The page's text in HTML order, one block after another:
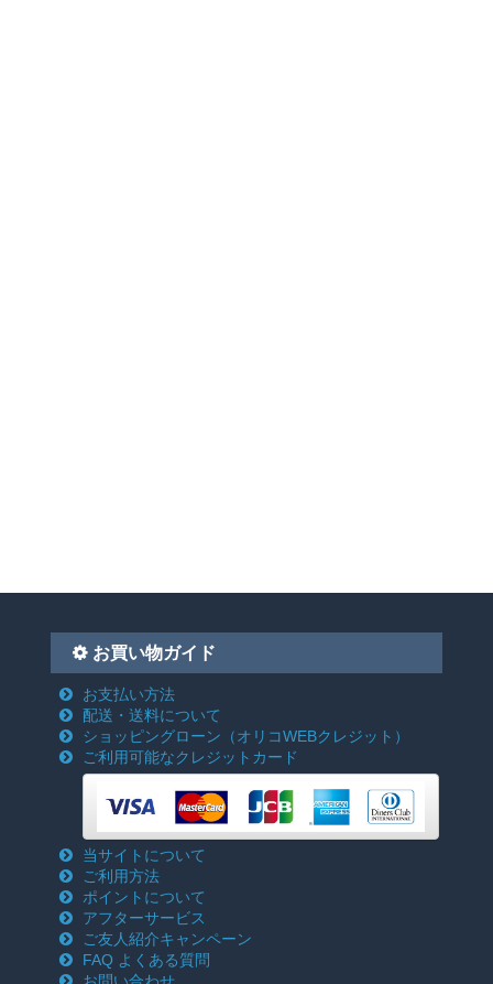
お買い物ガイド
お支払い方法
配送・送料について
ショッピングローン （オリコWEBクレジット）
ご利用可能なクレジットカード
当サイトについて
ご利用方法
ポイントについて
アフターサービス
ご友人紹介キャンペーン
FAQ よくある質問